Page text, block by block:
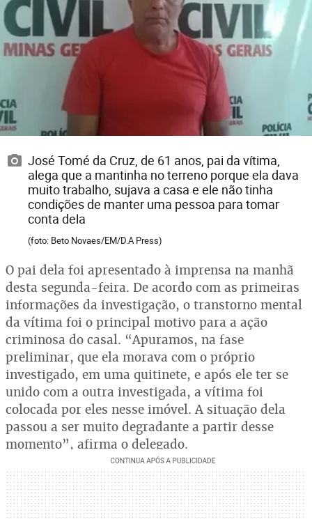
José Tomé da Cruz, de 61 anos, pai da vítima,
alega que a mantinha no terreno porque ela dava
muito trabalho, sujava a casa e ele não tinha
condições de manter uma pessoa para tomar
conta dela
(foto: Beto Novaes/EM/D.A Press)
O pai dela foi apresentado à imprensa na manhã
desta segunda-feira. De acordo com as primeiras
informações da investigação, o transtorno mental
da vítima foi o principal motivo para a ação
criminosa do casal. “Apuramos, na fase
preliminar, que ela morava com o próprio
investigado, em uma quitinete, e após ele ter se
unido com a outra investigada, a vítima foi
colocada por eles nesse imóvel. A situação dela
passou a ser muito degradante a partir desse
momento”, afirma o delegado.